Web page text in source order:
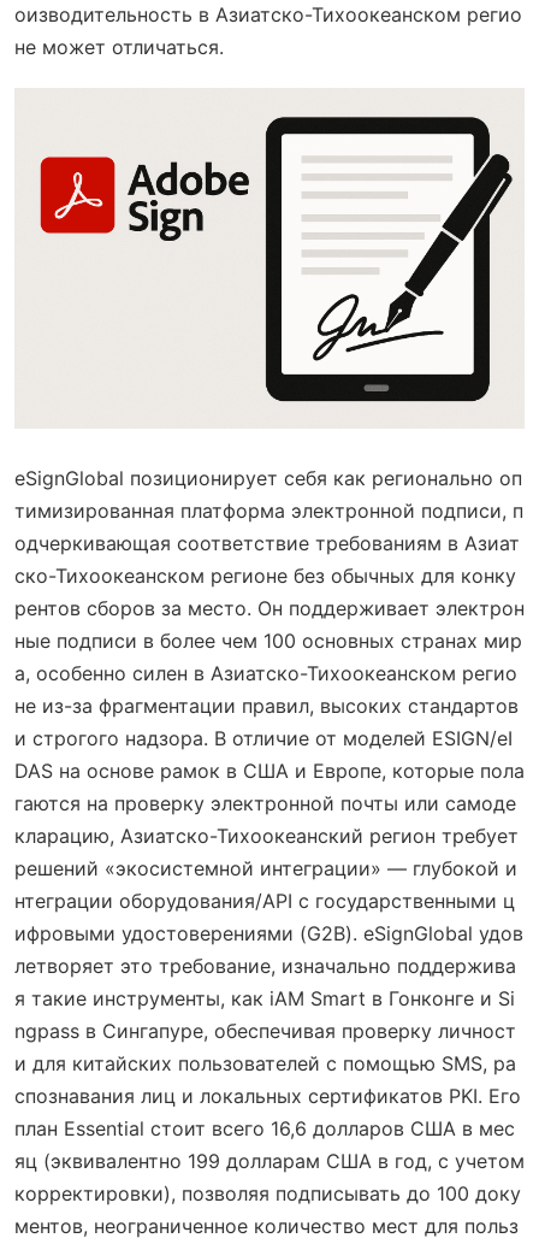
оизводительность в Азиатско-Тихоокеанском регио
не может отличаться.
eSignGlobal позиционирует себя как регионально оп
тимизированная платформа электронной подписи, п
одчеркивающая соответствие требованиям в Азиат
ско-Тихоокеанском регионе без обычных для конку
рентов сборов за место. Он поддерживает электрон
ные подписи в более чем 100 основных странах мир
а, особенно силен в Азиатско-Тихоокеанском регио
не из-за фрагментации правил, высоких стандартов
и строгого надзора. В отличие от моделей ESIGN/eI
DAS на основе рамок в США и Европе, которые пола
гаются на проверку электронной почты или самоде
кларацию, Азиатско-Тихоокеанский регион требует
решений «экосистемной интеграции» — глубокой и
нтеграции оборудования/API с государственными ц
ифровыми удостоверениями (G2B). eSignGlobal удов
летворяет это требование, изначально поддержива
я такие инструменты, как iAM Smart в Гонконге и Si
ngpass в Сингапуре, обеспечивая проверку личност
и для китайских пользователей с помощью SMS, ра
спознавания лиц и локальных сертификатов PKI. Его
план Essential стоит всего 16,6 долларов США в мес
яц (эквивалентно 199 долларам США в год, с учетом
корректировки), позволяя подписывать до 100 доку
ментов, неограниченное количество мест для польз